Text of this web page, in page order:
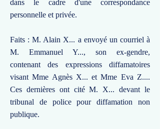
dans le cadre d'une correspondance
personnelle et privée.
Faits : M. Alain X... a envoyé un courriel à
M. Emmanuel Y..., son ex-gendre,
contenant des expressions diffamatoires
visant Mme Agnès X... et Mme Eva Z....
Ces dernières ont cité M. X... devant le
tribunal de police pour diffamation non
publique.